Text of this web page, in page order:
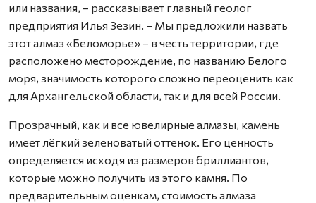
или названия, – рассказывает главный геолог
предприятия Илья Зезин. – Мы предложили назвать
этот алмаз «Беломорье» – в честь территории, где
расположено месторождение, по названию Белого
моря, значимость которого сложно переоценить как
для Архангельской области, так и для всей России.
Прозрачный, как и все ювелирные алмазы, камень
имеет лёгкий зеленоватый оттенок. Его ценность
определяется исходя из размеров бриллиантов,
которые можно получить из этого камня. По
предварительным оценкам, стоимость алмаза